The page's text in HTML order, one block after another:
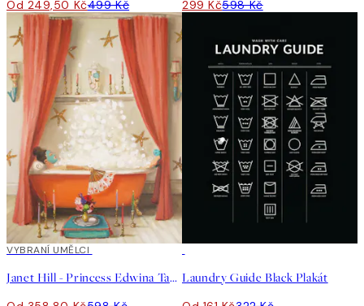
Od 249,50 Kč499 Kč 299 Kč598 Kč
40%*
VYBRANÍ UMĚLCI
Janet Hill - Princess Edwina Takes A Bath Plakát Laundry Guide Black Plakát